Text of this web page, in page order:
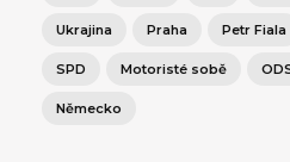
Ukrajina Praha Petr Fiala
SPD Motoristé sobě
Německo